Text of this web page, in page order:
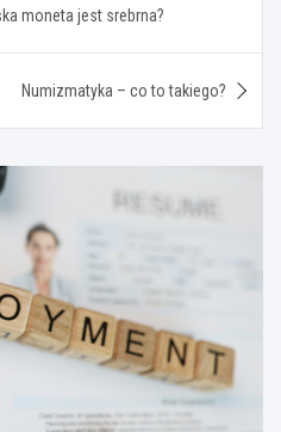
moneta jest srebrna?
Numizmatyka – co to takiego?